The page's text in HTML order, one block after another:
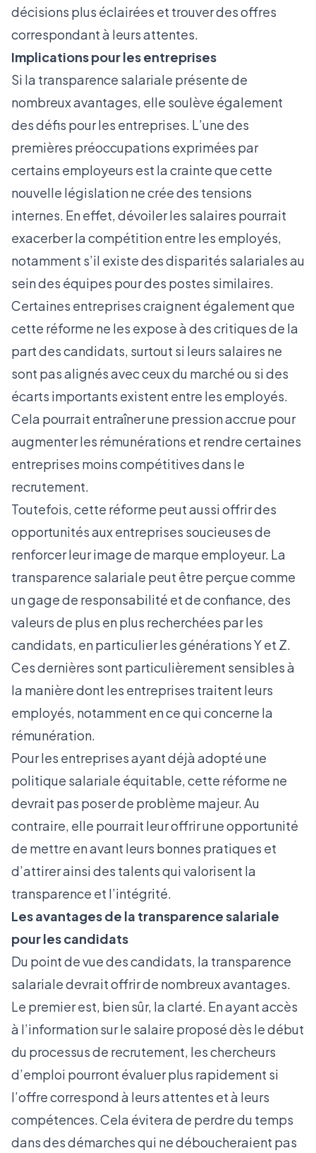
décisions plus éclairées et trouver des offres
correspondant à leurs attentes.
Implications pour les entreprises
Si la transparence salariale présente de
nombreux avantages, elle soulève également
des défis pour les entreprises. L’une des
premières préoccupations exprimées par
certains employeurs est la crainte que cette
nouvelle législation ne crée des tensions
internes. En effet, dévoiler les salaires pourrait
exacerber la compétition entre les employés,
notamment s’il existe des disparités salariales au
sein des équipes pour des postes similaires.
Certaines entreprises craignent également que
cette réforme ne les expose à des critiques de la
part des candidats, surtout si leurs salaires ne
sont pas alignés avec ceux du marché ou si des
écarts importants existent entre les employés.
Cela pourrait entraîner une pression accrue pour
augmenter les rémunérations et rendre certaines
entreprises moins compétitives dans le
recrutement.
Toutefois, cette réforme peut aussi offrir des
opportunités aux entreprises soucieuses de
renforcer leur image de marque employeur. La
transparence salariale peut être perçue comme
un gage de responsabilité et de confiance, des
valeurs de plus en plus recherchées par les
candidats, en particulier les générations Y et Z.
Ces dernières sont particulièrement sensibles à
la manière dont les entreprises traitent leurs
employés, notamment en ce qui concerne la
rémunération.
Pour les entreprises ayant déjà adopté une
politique salariale équitable, cette réforme ne
devrait pas poser de problème majeur. Au
contraire, elle pourrait leur offrir une opportunité
de mettre en avant leurs bonnes pratiques et
d’attirer ainsi des talents qui valorisent la
transparence et l’intégrité.
Les avantages de la transparence salariale
pour les candidats
Du point de vue des candidats, la transparence
salariale devrait offrir de nombreux avantages.
Le premier est, bien sûr, la clarté. En ayant accès
à l’information sur le salaire proposé dès le début
du processus de recrutement, les chercheurs
d’emploi pourront évaluer plus rapidement si
l’offre correspond à leurs attentes et à leurs
compétences. Cela évitera de perdre du temps
dans des démarches qui ne déboucheraient pas